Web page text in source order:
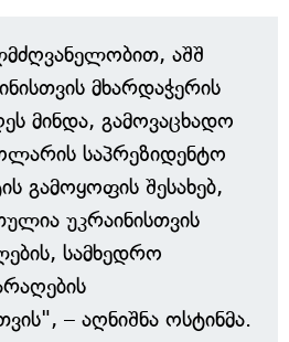
აშშ
მხარდაჭერის
მინდა, გამოვაცხადო
საპრეზიდენტო
გამოყოფის შესახებ,
უკრაინისთვის
სამხედრო
– აღნიშნა ოსტინმა.